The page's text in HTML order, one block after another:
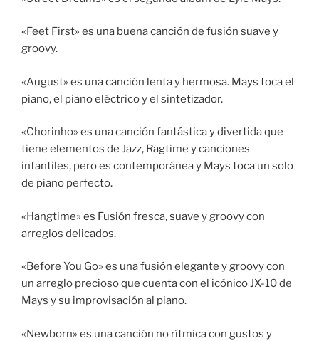
«Feet First» es una buena canción de fusión suave y
groovy.
«August» es una canción lenta y hermosa. Mays toca el
piano, el piano eléctrico y el sintetizador.
«Chorinho» es una canción fantástica y divertida que
tiene elementos de Jazz, Ragtime y canciones
infantiles, pero es contemporánea y Mays toca un solo
de piano perfecto.
«Hangtime» es Fusión fresca, suave y groovy con
arreglos delicados.
«Before You Go» es una fusión elegante y groovy con
un arreglo precioso que cuenta con el icónico JX-10 de
Mays y su improvisación al piano.
«Newborn» es una canción no rítmica con gustos y